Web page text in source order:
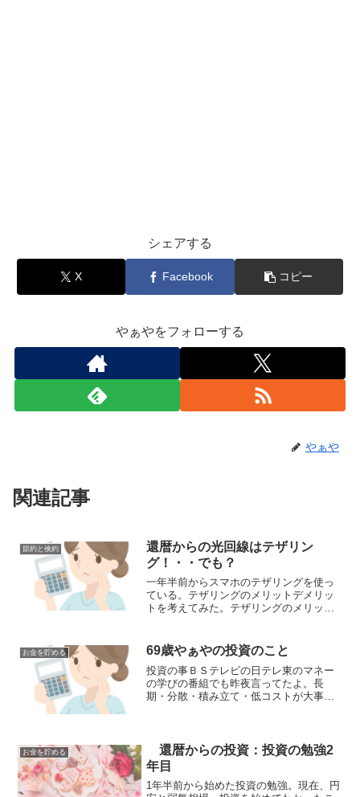
シェアする
X Facebook コピー
やぁやをフォローする
やぁや
関連記事
節約と倹約
還暦からの光回線はテザリン
グ！・・でも？
一年半前からスマホのテザリングを使っ
ている。テザリングのメリットデメリッ
トを考えてみた。テザリングのメリット
ギガほど使うので、20ギガ以上が使い放
題で約三千円か...
お金を貯める 69歳やぁやの投資のこと
投資の事ＢＳテレビの日テレ東のマネー
の学びの番組でも昨夜言ってたよ。長
期・分散・積み立て・低コストが大事だ
長期・分散・積み立...
お金を貯める
還暦からの投資：投資の勉強2
年目
1年半前から始めた投資の勉強。現在、円